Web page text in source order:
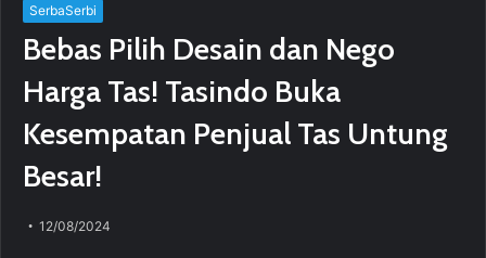
SerbaSerbi
Bebas Pilih Desain dan Nego
Harga Tas! Tasindo Buka
Kesempatan Penjual Tas Untung
Besar!
12/08/2024